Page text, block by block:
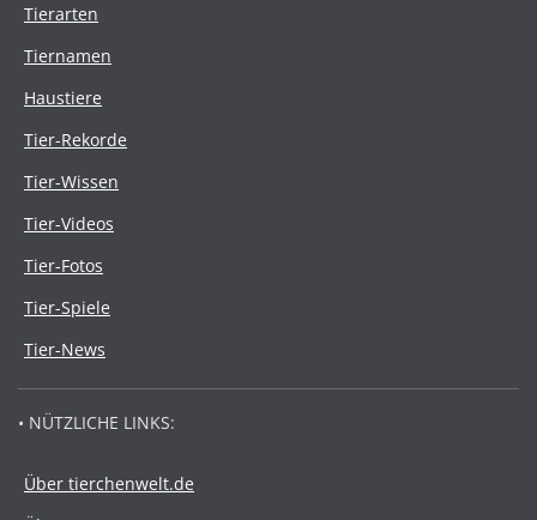
Tierarten
Tiernamen
Haustiere
Tier-Rekorde
Tier-Wissen
Tier-Videos
Tier-Fotos
Tier-Spiele
Tier-News
• NÜTZLICHE LINKS:
Über tierchenwelt.de